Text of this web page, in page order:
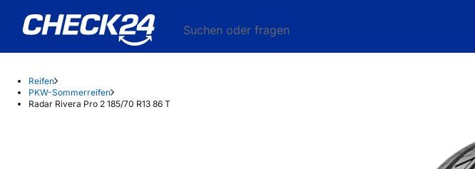
Suchen oder fragen
Reifen
PKW-Sommerreifen
Radar Rivera Pro 2 185/70 R13 86 T